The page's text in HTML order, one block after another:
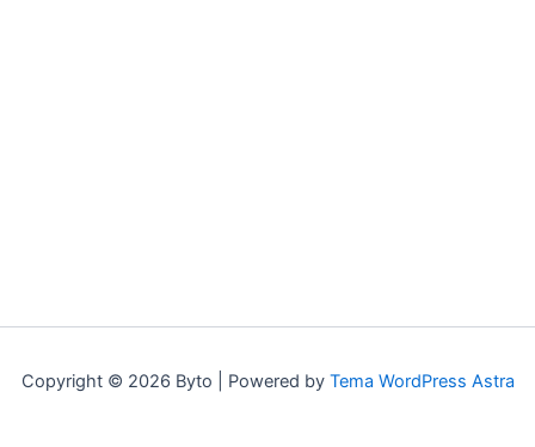
Copyright © 2026 Byto | Powered by Tema WordPress Astra